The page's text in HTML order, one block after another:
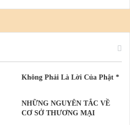
Không Phải Là Lời Của Phật *
NHỮNG NGUYÊN TẮC VỀ
CƠ SỞ THƯƠNG MẠI